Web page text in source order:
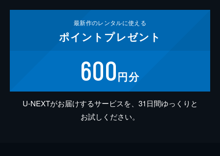
最新作のレンタルに使える
ポイント プレゼント
600円分
U-NEXTがお届けするサービスを、31日間ゆっくりと
お試しください。